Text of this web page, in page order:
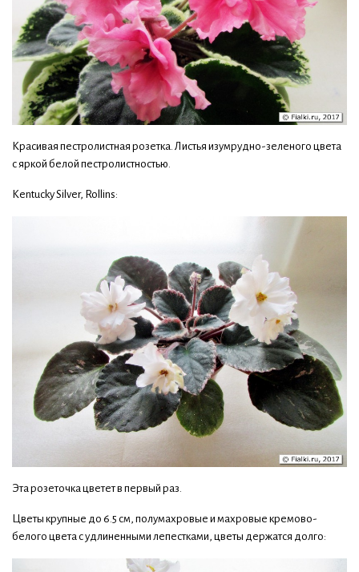
Красивая пестролистная розетка. Листья изумрудно-зеленого цвета
с яркой белой пестролистностью.
Kentucky Silver, Rollins:
Эта розеточка цветет в первый раз.
Цветы крупные до 6.5 см, полумахровые и махровые кремово-
белого цвета с удлиненными лепестками, цветы держатся долго: